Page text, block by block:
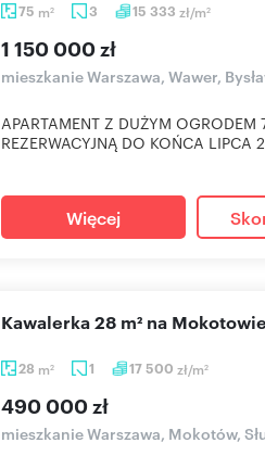
75 m2 3 15 333 zł/m2
1 150 000 zł
mieszkanie Warszawa, Wawer,
APARTAMENT Z DUŻYM
REZERWACYJNĄ DO KOŃCA LIPCA
Więcej
28 m2 1 17 500 zł/m2
Kawalerka 28 m² na
490 000 zł
mieszkanie Warszawa, Mokotów,